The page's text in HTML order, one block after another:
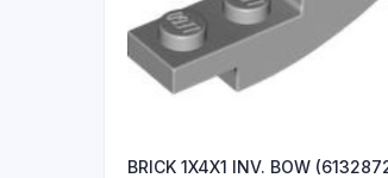
BRICK 1X4X1 INV. BOW